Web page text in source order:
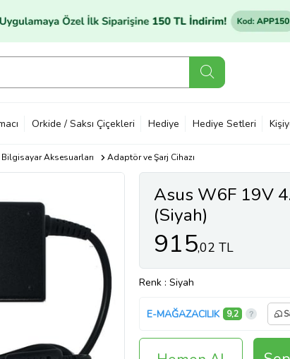
Orkide / Saksı Çiçekleri Hediye Hediye Setleri
Bilgisayar Aksesuarları Adaptör ve Şarj Cihazı
Asus W6F 19V
(Siyah)
915,02 TL
Renk : Siyah
E-MAĞAZACILIK 9,2